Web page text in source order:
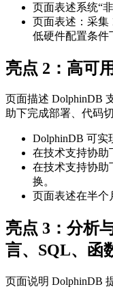
页面表述系统“非
页面表述：采集
低硬件配置条件
亮点 2：高可
页面描述 DolphinDB
助下完成部署、代码
DolphinDB 可实
在技术支持协助
在技术支持协助
换。
页面表述在半个
亮点 3：分析
言、SQL、函
页面说明 DolphinDB